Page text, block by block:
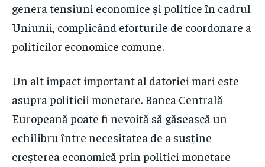
genera tensiuni economice și politice în cadrul
Uniunii, complicând eforturile de coordonare a
politicilor economice comune.
Un alt impact important al datoriei mari este
asupra politicii monetare. Banca Centrală
Europeană poate fi nevoită să găsească un
echilibru între necesitatea de a susține
creșterea economică prin politici monetare